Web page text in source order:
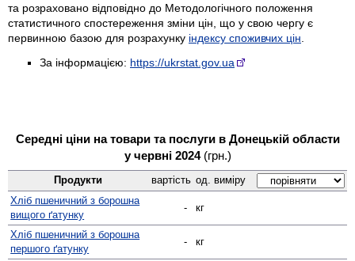
та розраховано відповідно до Методологічного положення
статистичного спостереження зміни цін, що у свою чергу є
первинною базою для розрахунку індексу споживчих цін
За інформацією: https://ukrstat.gov.ua
Середні ціни на товари та послуги в Донецькій области
у червні 2024 (грн.)
Продукти вартість од. виміру
Хліб пшеничний з борошна
вищого ґатунку
- кг
Хліб пшеничний з борошна
першого ґатунку
- кг